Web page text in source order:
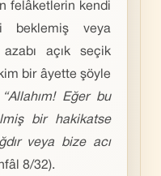
felâketlerin kendi
beklemiş veya
açık seçik
bir âyette şöyle
“Allahım! Eğer bu
bir hakikatse
veya bize acı
8/32).